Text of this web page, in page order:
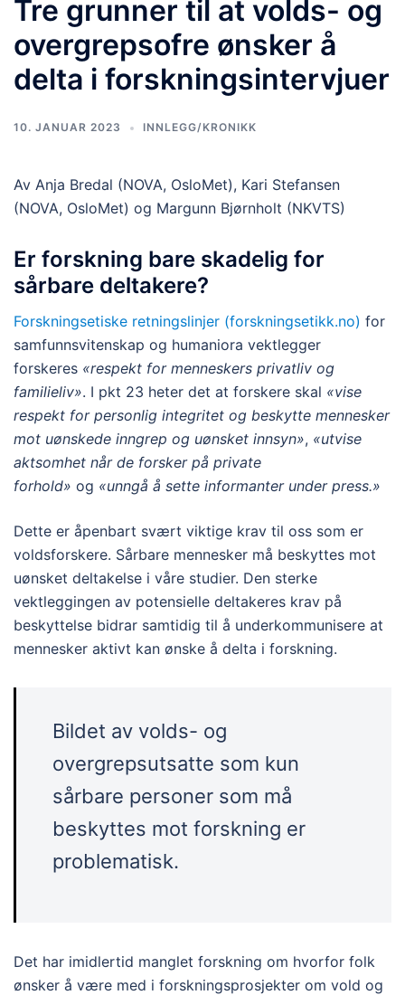
Tre grunner til at volds- og
overgrepsofre ønsker å
delta i forskningsintervjuer
10. JANUAR 2023 INNLEGG/KRONIKK
Av Anja Bredal (NOVA, OsloMet), Kari Stefansen
(NOVA, OsloMet) og Margunn Bjørnholt (NKVTS)
Er forskning bare skadelig for
sårbare deltakere?
Forskningsetiske retningslinjer (forskningsetikk.no) for
samfunnsvitenskap og humaniora vektlegger
forskeres «respekt for menneskers privatliv og
familieliv». I pkt 23 heter det at forskere skal «vise
respekt for personlig integritet og beskytte mennesker
mot uønskede inngrep og uønsket innsyn», «utvise
aktsomhet når de forsker på private
forhold» og «unngå å sette informanter under press.»
Dette er åpenbart svært viktige krav til oss som er
voldsforskere. Sårbare mennesker må beskyttes mot
uønsket deltakelse i våre studier. Den sterke
vektleggingen av potensielle deltakeres krav på
beskyttelse bidrar samtidig til å underkommunisere at
mennesker aktivt kan ønske å delta i forskning.
Bildet av volds- og
overgrepsutsatte som kun
sårbare personer som må
beskyttes mot forskning er
problematisk.
Det har imidlertid manglet forskning om hvorfor folk
ønsker å være med i forskningsprosjekter om vold og